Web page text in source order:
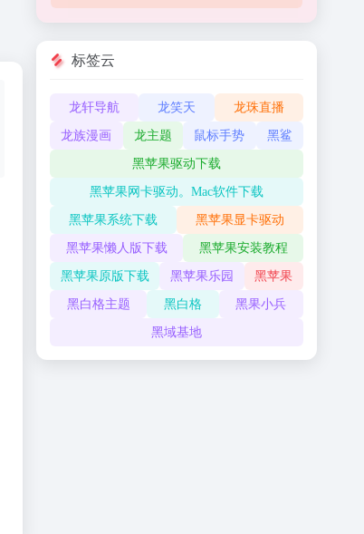
标签云
龙轩导航 龙笑天 龙珠直播
龙族漫画 龙主题 鼠标手势 黑鲨
黑苹果驱动下载
黑苹果网卡驱动。Mac软件下载
黑苹果系统下载 黑苹果显卡驱动
黑苹果懒人版下载 黑苹果安装教程
黑苹果原版下载 黑苹果乐园 黑苹果
黑白格主题 黑白格 黑果小兵
黑域基地